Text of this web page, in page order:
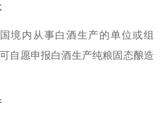
境内从事白酒生产的单位或组
自愿申报白酒生产纯粮固态酿造